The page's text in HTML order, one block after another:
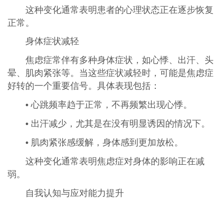
这种变化通常表明患者的心理状态正在逐步恢复
正常。
身体症状减轻
焦虑症常伴有多种身体症状，如心悸、出汗、头
晕、肌肉紧张等。当这些症状减轻时，可能是焦虑症
好转的一个重要信号。具体表现包括：
• 心跳频率趋于正常，不再频繁出现心悸。
• 出汗减少，尤其是在没有明显诱因的情况下。
• 肌肉紧张感缓解，身体感到更加放松。
这种变化通常表明焦虑症对身体的影响正在减
弱。
自我认知与应对能力提升